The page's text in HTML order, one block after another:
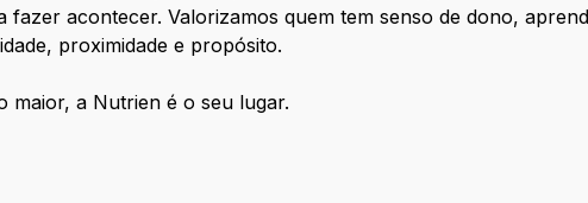
acontecer. Valorizamos quem tem senso de dono,
proximidade e propósito.
maior, a Nutrien é o seu lugar.